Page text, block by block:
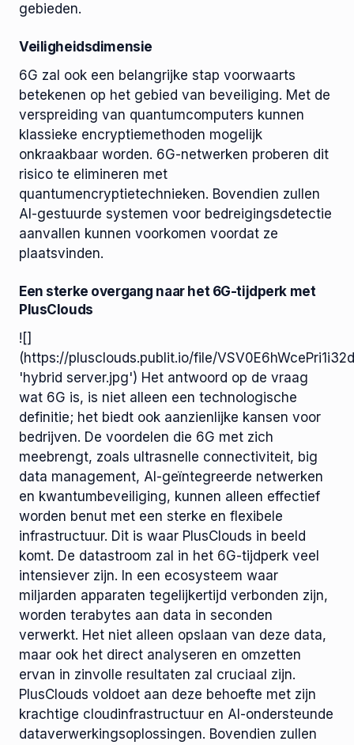
gebieden.
Veiligheidsdimensie
6G zal ook een belangrijke stap voorwaarts
betekenen op het gebied van beveiliging. Met de
verspreiding van quantumcomputers kunnen
klassieke encryptiemethoden mogelijk
onkraakbaar worden. 6G-netwerken proberen dit
risico te elimineren met
quantumencryptietechnieken. Bovendien zullen
AI-gestuurde systemen voor bedreigingsdetectie
aanvallen kunnen voorkomen voordat ze
plaatsvinden.
Een sterke overgang naar het 6G-tijdperk met
PlusClouds
![]
(https://plusclouds.publit.io/file/
'hybrid server.jpg') Het antwoord op de vraag
wat 6G is, is niet alleen een technologische
definitie; het biedt ook aanzienlijke kansen voor
bedrijven. De voordelen die 6G met zich
meebrengt, zoals ultrasnelle connectiviteit, big
data management, AI-geïntegreerde netwerken
en kwantumbeveiliging, kunnen alleen effectief
worden benut met een sterke en flexibele
infrastructuur. Dit is waar PlusClouds in beeld
komt. De datastroom zal in het 6G-tijdperk veel
intensiever zijn. In een ecosysteem waar
miljarden apparaten tegelijkertijd verbonden zijn,
worden terabytes aan data in seconden
verwerkt. Het niet alleen opslaan van deze data,
maar ook het direct analyseren en omzetten
ervan in zinvolle resultaten zal cruciaal zijn.
PlusClouds voldoet aan deze behoefte met zijn
krachtige cloudinfrastructuur en AI-ondersteunde
dataverwerkingsoplossingen. Bovendien zullen